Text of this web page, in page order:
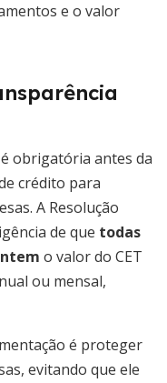
e o valor
é obrigatória antes da
crédito para
A Resolução
de que todas
o valor do CET
ou mensal,
é proteger
evitando que ele